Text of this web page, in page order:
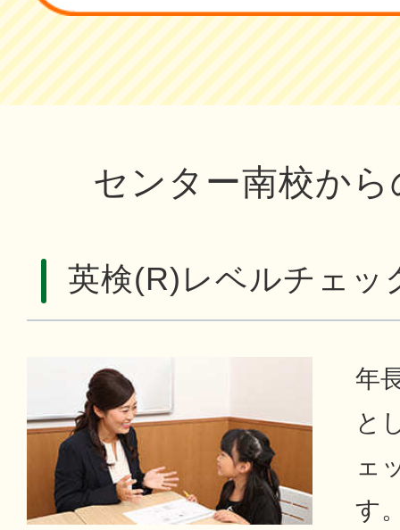
センター南校か
英検(R)レベルチェッ
年
と
ェ
す